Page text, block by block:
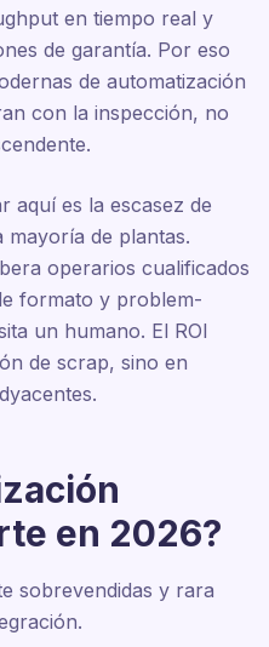
en tiempo real y
de garantía. Por eso
de automatización
con la inspección, no
aquí es la escasez de
de plantas.
operarios cualificados
formato y problem-
un humano. El ROI
de scrap, sino en
en 2026?
sobrevendidas y rara